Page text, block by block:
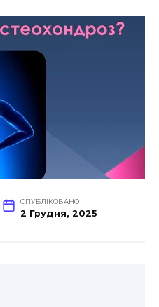
ОПУБЛІКОВАНО
2 Грудня, 2025